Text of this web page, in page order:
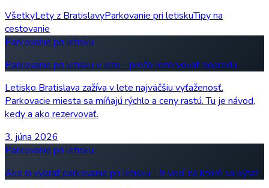
VšetkyLety z BratislavyParkovanie pri letiskuTipy na
cestovanie
Parkovanie pri letisku
Parkovanie pri letisku v lete - prečo rezervovať dopredu
Letisko Bratislava zažíva v lete najväčšiu vyťaženosť.
Parkovacie miesta sa míňajú rýchlo a ceny rastú. Tu je návod,
kedy a ako rezervovať.
3. júna 2026
Parkovanie pri letisku
Ako si vybrať parkovanie pri letisku - 9 vecí, na ktoré sa pýtať